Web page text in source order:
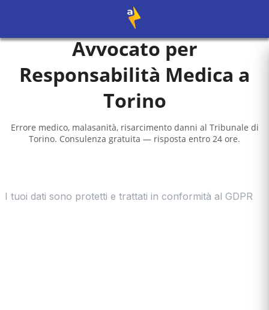
Avvocato per
Responsabilità Medica a
Torino
Errore medico, malasanità, risarcimento danni al Tribunale di
Torino. Consulenza gratuita — risposta entro 24 ore.